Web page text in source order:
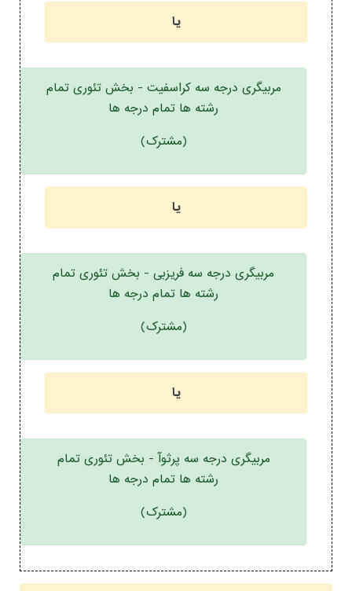
یا
مربیگری درجه سه کراسفیت - بخش تئوری تمام
رشته ها تمام درجه ها
(مشترک)
یا
مربیگری درجه سه فریزبی - بخش تئوری تمام
رشته ها تمام درجه ها
(مشترک)
یا
مربیگری درجه سه پرثوآ - بخش تئوری تمام
رشته ها تمام درجه ها
(مشترک)